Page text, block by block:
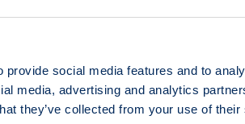
social media features and to
media, advertising and analytics
they’ve collected from your use of
il prodotto e ti troveremo un